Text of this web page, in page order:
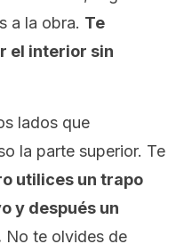
a la obra. Te
el interior sin
lados que
la parte superior. Te
utilices un trapo
y después un
No te olvides de